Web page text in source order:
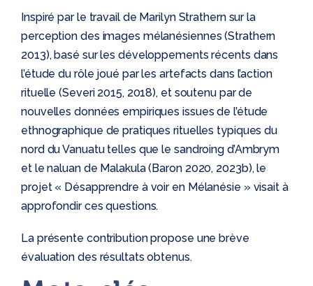
Inspiré par le travail de Marilyn Strathern sur la
perception des images mélanésiennes (Strathern
2013), basé sur les développements récents dans
l’étude du rôle joué par les artefacts dans l’action
rituelle (Severi 2015, 2018), et soutenu par de
nouvelles données empiriques issues de l’étude
ethnographique de pratiques rituelles typiques du
nord du Vanuatu telles que le sandroing d’Ambrym
et le naluan de Malakula (Baron 2020, 2023b), le
projet « Désapprendre à voir en Mélanésie » visait à
approfondir ces questions.
La présente contribution propose une brève
évaluation des résultats obtenus.